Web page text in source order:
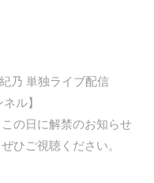
乃 単独ライブ配信
ル】
の日に解禁のお知らせ
ひご視聴ください。